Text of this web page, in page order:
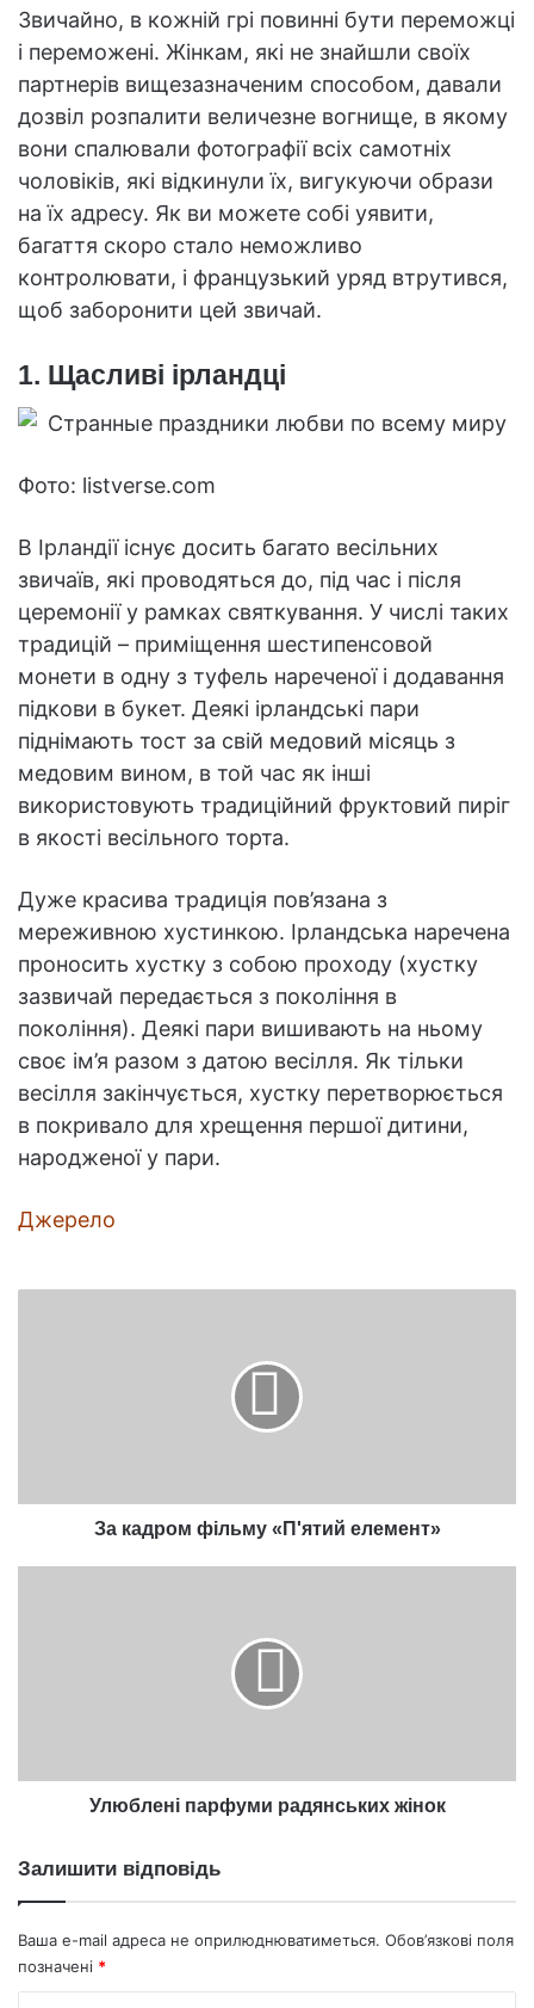
Звичайно, в кожній грі повинні бути переможці
і переможені. Жінкам, які не знайшли своїх
партнерів вищезазначеним способом, давали
дозвіл розпалити величезне вогнище, в якому
вони спалювали фотографії всіх самотніх
чоловіків, які відкинули їх, вигукуючи образи
на їх адресу. Як ви можете собі уявити,
багаття скоро стало неможливо
контролювати, і французький уряд втрутився,
щоб заборонити цей звичай.
1. Щасливі ірландці
Фото: listverse.com
В Ірландії існує досить багато весільних
звичаїв, які проводяться до, під час і після
церемонії у рамках святкування. У числі таких
традицій – приміщення шестипенсовой
монети в одну з туфель нареченої і додавання
підкови в букет. Деякі ірландські пари
піднімають тост за свій медовий місяць з
медовим вином, в той час як інші
використовують традиційний фруктовий пиріг
в якості весільного торта.
Дуже красива традиція пов’язана з
мереживною хустинкою. Ірландська наречена
проносить хустку з собою проходу (хустку
зазвичай передається з покоління в
покоління). Деякі пари вишивають на ньому
своє ім’я разом з датою весілля. Як тільки
весілля закінчується, хустку перетворюється
в покривало для хрещення першої дитини,
народженої у пари.
Джерело
За кадром фільму «П'ятий елемент»
Улюблені парфуми радянських жінок
Залишити відповідь
Ваша e-mail адреса не оприлюднюватиметься. Обов’язкові поля
позначені *